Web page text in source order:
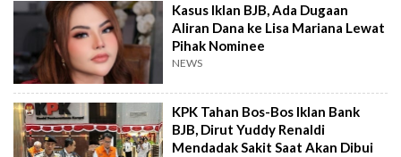
Kasus Iklan BJB, Ada Dugaan
Aliran Dana ke Lisa Mariana Lewat
Pihak Nominee
NEWS
KPK Tahan Bos-Bos Iklan Bank
BJB, Dirut Yuddy Renaldi
Mendadak Sakit Saat Akan Dibui